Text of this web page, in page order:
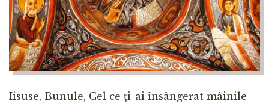
Iisuse, Bunule, Cel ce ți-ai însângerat mâinile